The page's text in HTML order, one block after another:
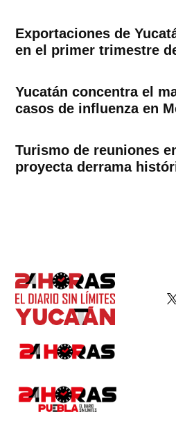
Exportaciones de
en el primer trimestre
Yucatán concentra el
casos de influenza en
Turismo de reuniones
proyecta derrama
X